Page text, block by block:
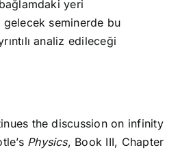
yeri
seminerde bu
analiz edileceği
the discussion on infinity
Physics, Book III, Chapter